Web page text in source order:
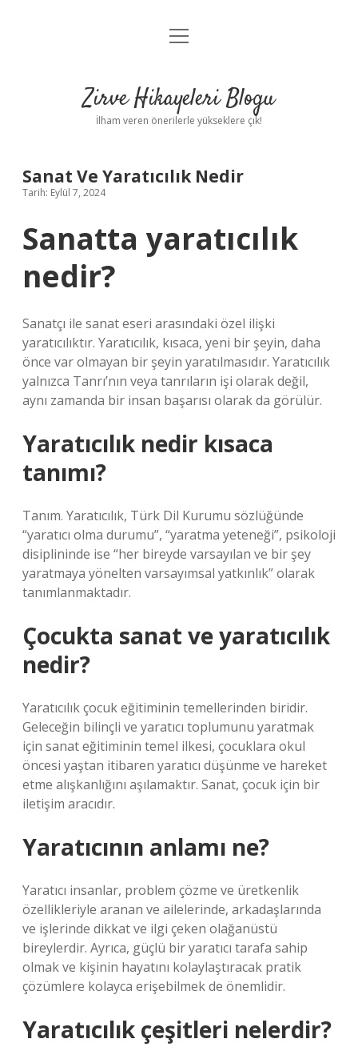
Anasayfa
Yasal Uyarı
menüyü
Zirve Hikayeleri Blogu
İlham veren önerilerle yükseklere çık!
Sanat Ve Yaratıcılık Nedir
Tarih: Eylül 7, 2024
Sanatta yaratıcılık
nedir?
Sanatçı ile sanat eseri arasındaki özel ilişki
yaratıcılıktır. Yaratıcılık, kısaca, yeni bir şeyin, daha
önce var olmayan bir şeyin yaratılmasıdır. Yaratıcılık
yalnızca Tanrı’nın veya tanrıların işi olarak değil,
aynı zamanda bir insan başarısı olarak da görülür.
Yaratıcılık nedir kısaca
tanımı?
Tanım. Yaratıcılık, Türk Dil Kurumu sözlüğünde
“yaratıcı olma durumu”, “yaratma yeteneği”, psikoloji
disiplininde ise “her bireyde varsayılan ve bir şey
yaratmaya yönelten varsayımsal yatkınlık” olarak
tanımlanmaktadır.
Çocukta sanat ve yaratıcılık
nedir?
Yaratıcılık çocuk eğitiminin temellerinden biridir.
Geleceğin bilinçli ve yaratıcı toplumunu yaratmak
için sanat eğitiminin temel ilkesi, çocuklara okul
öncesi yaştan itibaren yaratıcı düşünme ve hareket
etme alışkanlığını aşılamaktır. Sanat, çocuk için bir
iletişim aracıdır.
Yaratıcının anlamı ne?
Yaratıcı insanlar, problem çözme ve üretkenlik
özellikleriyle aranan ve ailelerinde, arkadaşlarında
ve işlerinde dikkat ve ilgi çeken olağanüstü
bireylerdir. Ayrıca, güçlü bir yaratıcı tarafa sahip
olmak ve kişinin hayatını kolaylaştıracak pratik
çözümlere kolayca erişebilmek de önemlidir.
Yaratıcılık çeşitleri nelerdir?